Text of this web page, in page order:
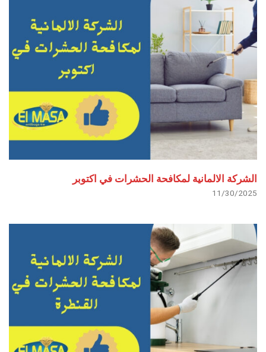
الشركة الالمانية لمكافحة الحشرات في اكتوبر
11/30/2025